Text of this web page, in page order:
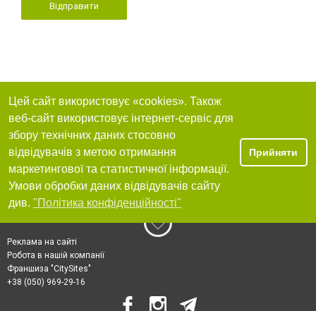
Відправити
Цей сайт використовує «cookies». Також
веб-сайт використовує інтернет-сервіс для
збору технічних даних стосовно
відвідувачів з метою отримання
маркетингової та статистичної інформації.
Умови обробки даних відвідувачів сайту
див. "Політика конфіденційності"
Прийняти
Реклама на сайті
Робота в нашій компанії
Франшиза "CitySites"
+38 (050) 969-29-16